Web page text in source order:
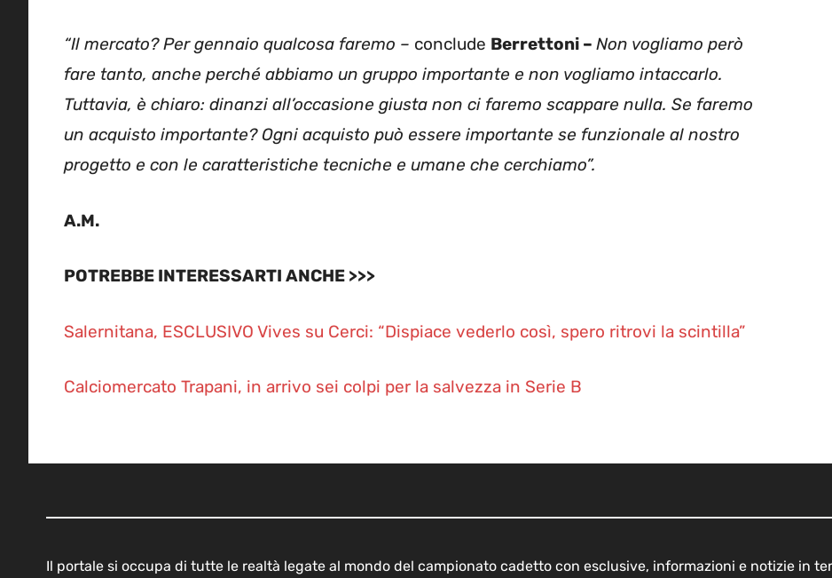
“Il mercato? Per gennaio qualcosa faremo – conclude Berrettoni – Non vogliamo però
fare tanto, anche perché abbiamo un gruppo importante e non vogliamo intaccarlo.
Tuttavia, è chiaro: dinanzi all’occasione giusta non ci faremo scappare nulla. Se faremo
un acquisto importante? Ogni acquisto può essere importante se funzionale al nostro
progetto e con le caratteristiche tecniche e umane che cerchiamo”.
A.M.
POTREBBE INTERESSARTI ANCHE >>>
Salernitana, ESCLUSIVO Vives su Cerci: “Dispiace vederlo così, spero ritrovi la scintilla”
Calciomercato Trapani, in arrivo sei colpi per la salvezza in Serie B
Il portale si occupa di tutte le realtà legate al mondo del campionato cadetto con esclusive, informazioni e notizie in